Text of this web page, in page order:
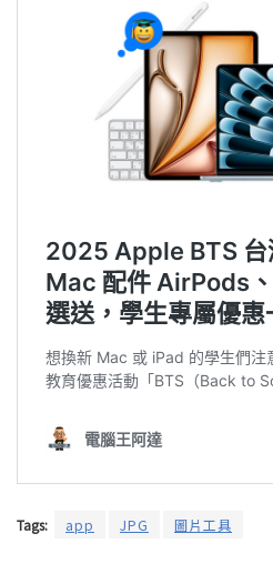
Tags: app JPG 圖片工具